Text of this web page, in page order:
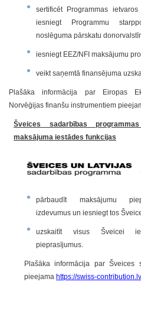
sertificēt Programmas
iesniegt Programmu
noslēguma pārskatu
iesniegt EEZ/NFI maksājumu
veikt saņemtā finansējuma
Plašāka informācija par Eiropas
Norvēģijas finanšu instrumentiem
Šveices sadarbības
maksājuma iestādes funkcijas
pārbaudīt maksājumu
izdevumus un iesniegt tos
uzskaitīt visus Šveicei
pieprasījumus.
Plašāka informācija parŠveices
pieejama https://swiss-